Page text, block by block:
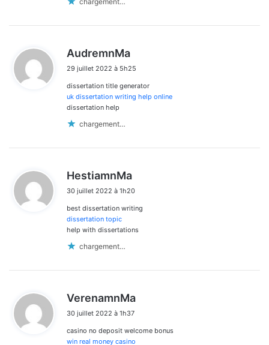
AudremnMa
t
:
29 juillet 2022 à 5h25
dissertation title generator
uk dissertation writing help online
dissertation help
chargement…
HestiamnMa
t
30 juillet 2022 à 1h20
best dissertation writing
dissertation topic
help with dissertations
chargement…
VerenamnMa
30 juillet 2022 à 1h37
casino no deposit welcome bonus
win real money casino